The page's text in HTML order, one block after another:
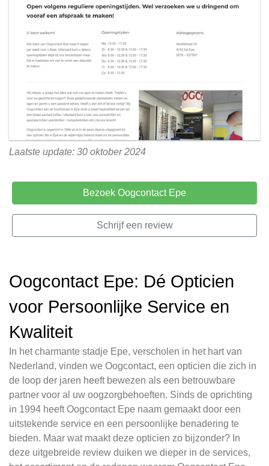
Laatste update: 30 oktober 2024
Bezoek Oogcontact Epe
Schrijf een review
Oogcontact Epe: Dé Opticien
voor Persoonlijke Service en
Kwaliteit
In het charmante stadje Epe, verscholen in het hart van
Nederland, vinden we Oogcontact, een opticien die zich in
de loop der jaren heeft bewezen als een betrouwbare
partner voor al uw oogzorgbehoeften. Sinds de oprichting
in 1994 heeft Oogcontact Epe naam gemaakt door een
uitstekende service en een persoonlijke benadering te
bieden. Maar wat maakt deze opticien zo bijzonder? In
deze uitgebreide review duiken we dieper in de services,